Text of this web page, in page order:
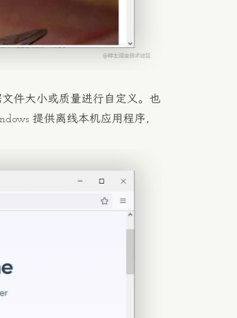
件大小或质量进行自定义。也
提供离线本机应用程序，